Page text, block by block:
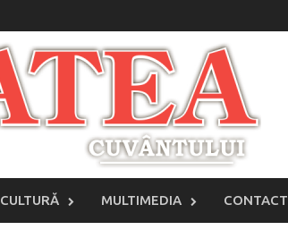
CULTURĂ MULTIMEDIA CONTACT